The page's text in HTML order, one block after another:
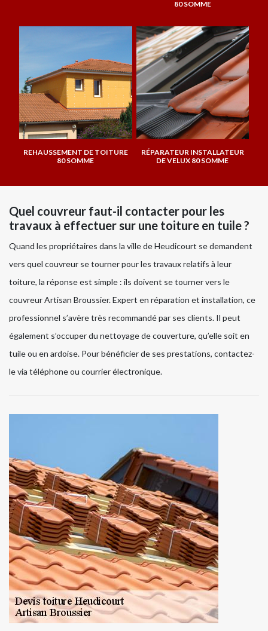
80 SOMME
REHAUSSEMENT DE TOITURE
80 SOMME
RÉPARATEUR INSTALLATEUR
DE VELUX 80 SOMME
Quel couvreur faut-il contacter pour les
travaux à effectuer sur une toiture en tuile ?
Quand les propriétaires dans la ville de Heudicourt se demandent
vers quel couvreur se tourner pour les travaux relatifs à leur
toiture, la réponse est simple : ils doivent se tourner vers le
couvreur Artisan Broussier. Expert en réparation et installation, ce
professionnel s’avère très recommandé par ses clients. Il peut
également s’occuper du nettoyage de couverture, qu’elle soit en
tuile ou en ardoise. Pour bénéficier de ses prestations, contactez-
le via téléphone ou courrier électronique.